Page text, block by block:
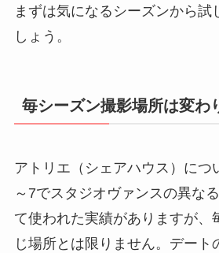
まずは気になるシーズンから試
しょう。
毎シーズン撮影場所は変わ
アトリエ（シェアハウス）につ
～7でスタジオヴァンスの異な
て使われた実績がありますが、
じ場所とは限りません。デート